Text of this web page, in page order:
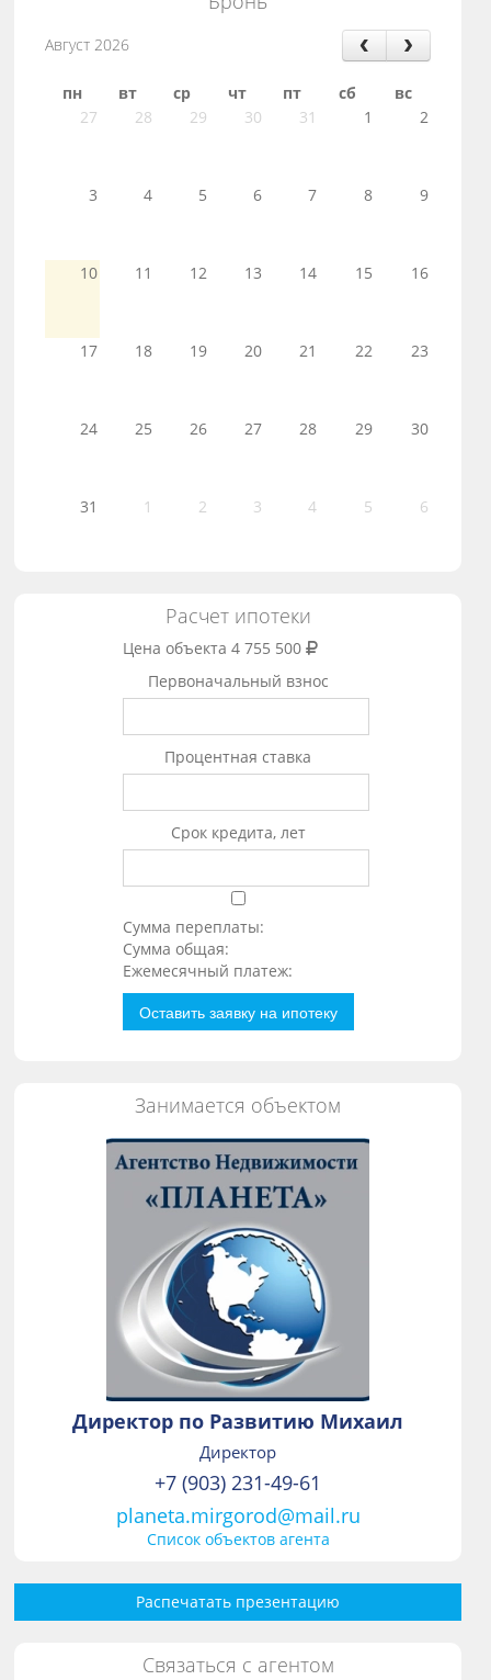
Август 2026
пн вт ср чт пт сб
вс
27
28 29 30 31 1 2
3 4 5 6 7 8 9
10 11 12 13 14 15 16
17 18 19 20 21 22 23
24 25 26 27 28 29 30
31 1 2 3 4 5 6
Расчет ипотеки
Цена объекта 4 755 500
Первоначальный взнос
Процентная ставка
Срок кредита, лет
Сумма переплаты:
Сумма общая:
Ежемесячный платеж:
Оставить заявку на ипотеку
Занимается объектом
Директор по Развитию Михаил
Директор
+7 (903) 231-49-61
planeta.mirgorod@mail.ru
Список объектов агента
Распечатать презентацию
Связаться с агентом